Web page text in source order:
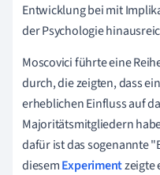
Entwicklung bei mit
der Psychologie
Moscovici führte eine
durch, die zeigten, dass
erheblichen Einfluss auf
Majoritätsmitgliedern
dafür ist das sogenannte
diesemExperimentzeigte